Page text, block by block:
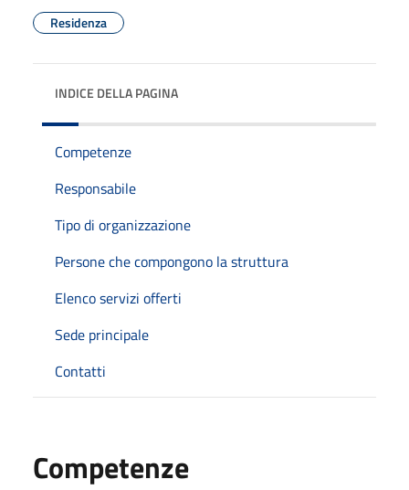
Residenza
INDICE DELLA PAGINA
Competenze
Responsabile
Tipo di organizzazione
Persone che compongono la struttura
Elenco servizi offerti
Sede principale
Contatti
Competenze